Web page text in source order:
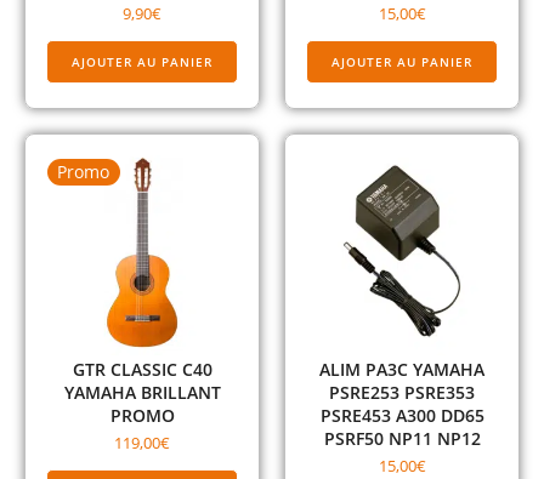
9,90€
AJOUTER AU PANIER
15,00€
AJOUTER AU PANIER
Promo
GTR CLASSIC C40
YAMAHA BRILLANT
PROMO
119,00€
ALIM PA3C YAMAHA
PSRE253 PSRE353
PSRE453 A300 DD65
PSRF50 NP11 NP12
15,00€